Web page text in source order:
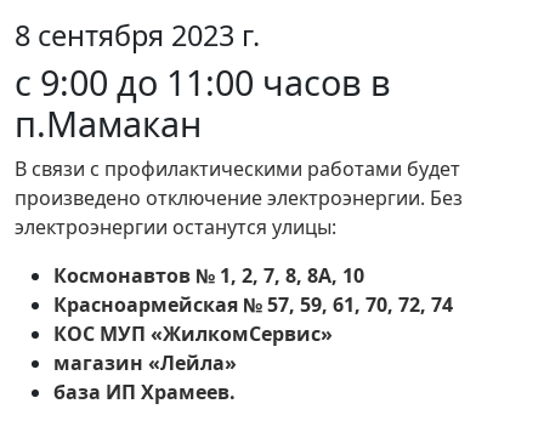
8 сентября 2023 г.
с 9:00 до 11:00 часов в
п.Мамакан
В связи с профилактическими работами будет
произведено отключение электроэнергии. Без
электроэнергии останутся улицы:
Космонавтов № 1, 2, 7, 8, 8А, 10
Красноармейская № 57, 59, 61, 70, 72, 74
КОС МУП «ЖилкомСервис»
магазин «Лейла»
база ИП Храмеев.